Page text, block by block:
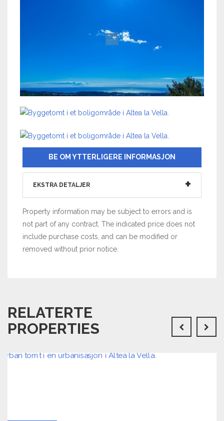
BE OM YTTERLIGERE INFORMASJON
EKSTRA DETALJER
Property information may be subject to errors and is
not part of any contract. The indicated price does not
include purchase costs, and can be modified or
removed without prior notice.
RELATERTE
PROPERTIES